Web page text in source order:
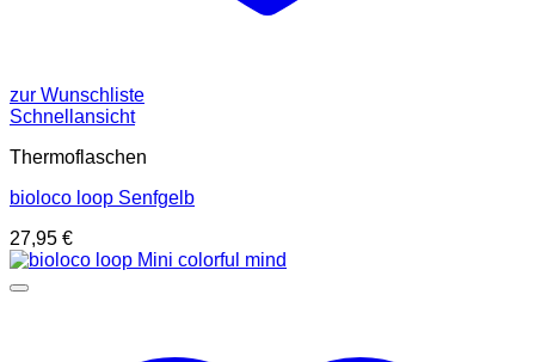
zur Wunschliste
Schnellansicht
Thermoflaschen
bioloco loop Senfgelb
27,95 €